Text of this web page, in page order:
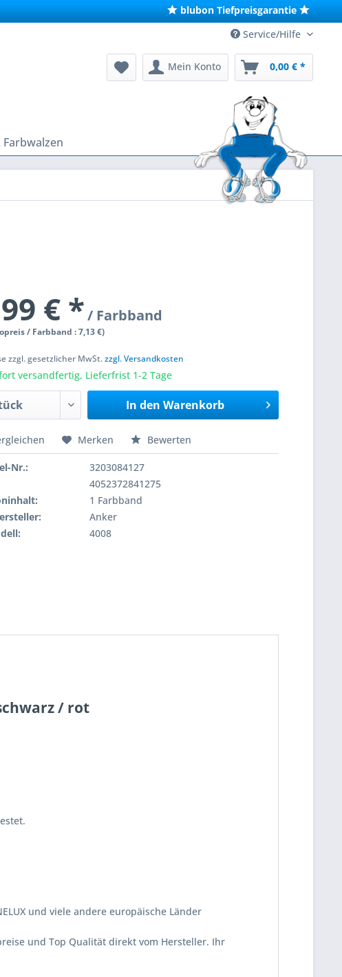
blubon Tiefpreisgarantie
Service/Hilfe
Mein Konto 0,00 € *
€ */ Farbband
/ Farbband : 7,13 €)
zzgl. gesetzlicher MwSt.zzgl. Versandkosten
versandfertig, Lieferfrist 1-2 Tage
In den Warenkorb
Merken Bewerten
Nr.:
3203084127
4052372841275
1 Farbband
Anker
4008
/ rot
und viele andere europäische Länder
und Top Qualität direkt vom Hersteller. Ihr